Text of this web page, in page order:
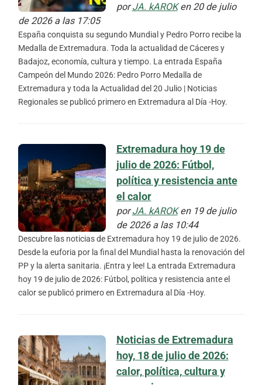
porJA. kAROKen 20 de julio
de 2026 a las 17:05
España conquista su segundo Mundial y Pedro Porro recibe la
Medalla de Extremadura. Toda la actualidad de Cáceres y
Badajoz, economía, cultura y tiempo. La entrada España
Campeón del Mundo 2026: Pedro Porro Medalla de
Extremadura y toda la Actualidad del 20 Julio | Noticias
Regionales se publicó primero en Extremadura al Día -Hoy.
Extremadura hoy 19 de
julio de 2026: Fútbol,
política y resistencia ante
el calor
porJA. kAROKen 19 de julio
de 2026 a las 10:44
Descubre las noticias de Extremadura hoy 19 de julio de 2026.
Desde la euforia por la final del Mundial hasta la renovación del
PP y la alerta sanitaria. ¡Entra y lee! La entrada Extremadura
hoy 19 de julio de 2026: Fútbol, política y resistencia ante el
calor se publicó primero en Extremadura al Día -Hoy.
Noticias de Extremadura
hoy, 18 de julio de 2026:
calor, política, cultura y